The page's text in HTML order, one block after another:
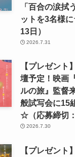
「百合の涙拭
ットを3名様
13日）
2026.7.31
【プレゼント
壇予定！映画
ルの旅』監督
般試写会に15
☆（応募締切
2026.7.30
【プレゼント